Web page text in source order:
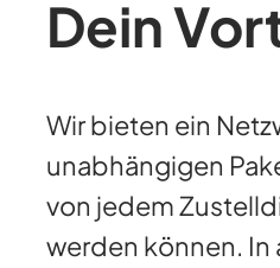
Dein
Wir bieten ein
unabhängigen
von jedem
werden können. In